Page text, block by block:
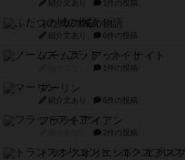
紹介文あり 1件の投稿
ふたつの城の物語
紹介文あり 6件の投稿
ノームズ・アット・ナイト
1件の投稿
マーリン
紹介文あり 6件の投稿
フラットアイアン
2件の投稿
トランスオリエント・エクス